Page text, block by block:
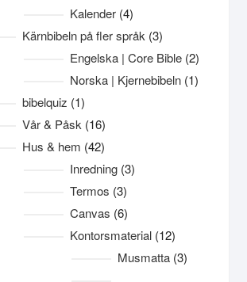
Kalender 44
produkter
Kärnbibeln på fler språk 33
produkter
Engelska | Core Bible 22
produkter
Norska | Kjernebibeln 11
bibelquiz 11
produkt
Vår & Påsk 1616
produkter
Hus & hem 4242
produkter
Inredning 33
Termos 33
produkter
Canvas 66
produkter
Kontorsmaterial 1212
produkter
Musmatta 33